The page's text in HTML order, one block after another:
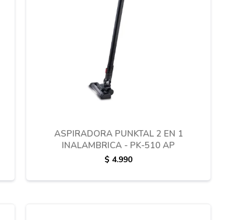
ASPIRADORA PUNKTAL 2 EN 1
INALAMBRICA - PK-510 AP
$ 4.990